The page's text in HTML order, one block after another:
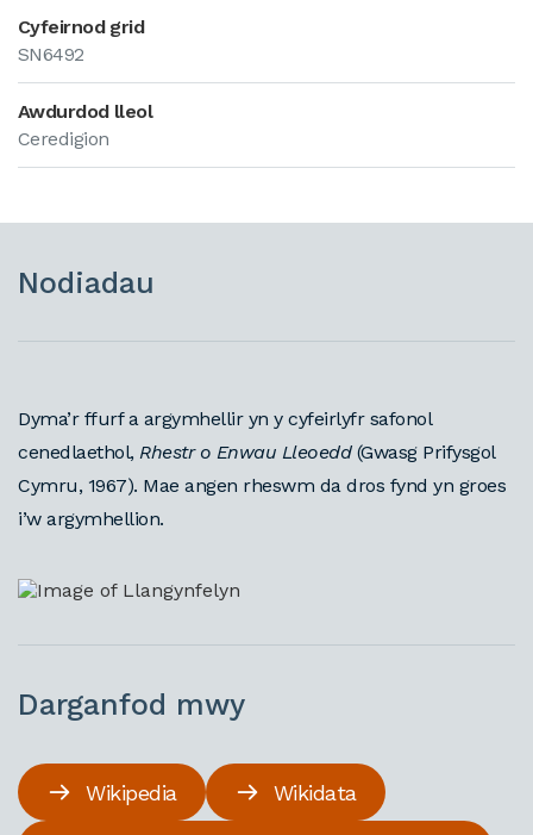
Cyfeirnod grid
SN6492
Awdurdod lleol
Ceredigion
Nodiadau
Dyma’r ffurf a argymhellir yn y cyfeirlyfr safonol
cenedlaethol, Rhestr o Enwau Lleoedd (Gwasg Prifysgol
Cymru, 1967). Mae angen rheswm da dros fynd yn groes
i’w argymhellion.
Darganfod mwy
Wikipedia Wikidata